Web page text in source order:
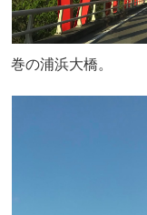
巻の浦浜大橋。